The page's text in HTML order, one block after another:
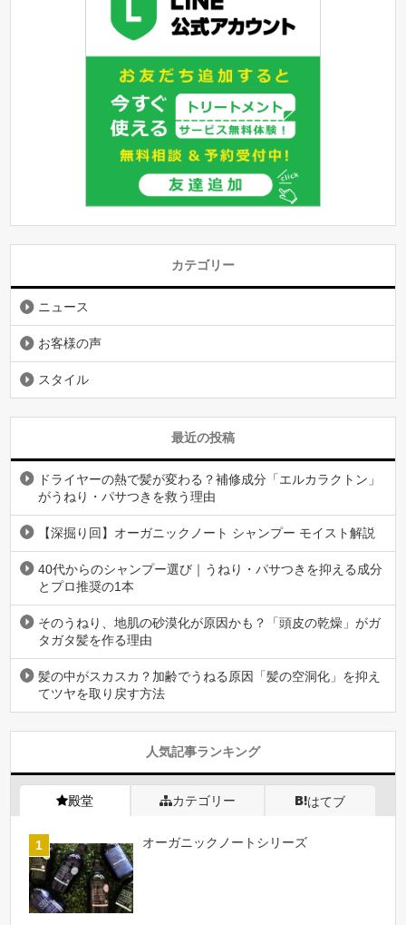
カテゴリー
ニュース
お客様の声
スタイル
最近の投稿
ドライヤーの熱で髪が変わる？補修成分「エルカラクトン」
がうねり・パサつきを救う理由
【深掘り回】オーガニックノート シャンプー モイスト解説
40代からのシャンプー選び｜うねり・パサつきを抑える成分
とプロ推奨の1本
そのうねり、地肌の砂漠化が原因かも？「頭皮の乾燥」がガ
タガタ髪を作る理由
髪の中がスカスカ？加齢でうねる原因「髪の空洞化」を抑え
てツヤを取り戻す方法
人気記事ランキング
殿堂 カテゴリー はてブ
オーガニックノートシリーズ